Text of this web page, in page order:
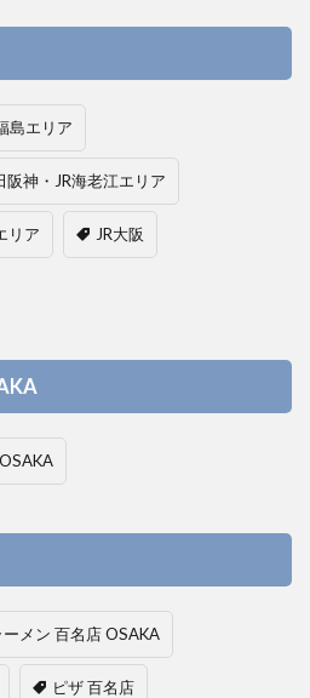
島エリア
神・JR海老江エリア
リア JR大阪
ーメン 百名店 OSAKA
ピザ 百名店